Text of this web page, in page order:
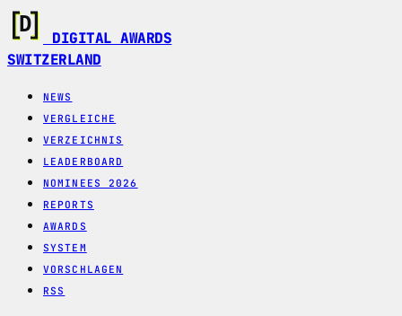
DIGITAL AWARDS
SWITZERLAND
NEWS
VERGLEICHE
VERZEICHNIS
LEADERBOARD
NOMINEES 2026
REPORTS
AWARDS
SYSTEM
VORSCHLAGEN
RSS